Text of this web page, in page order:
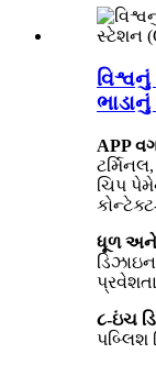
APP
ચિપ
ધૂળ અને
૮-ઇંચ
પબ્લિશ